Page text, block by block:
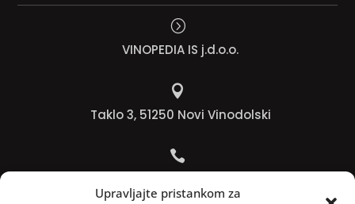
Upravljajte pristankom za
=
VINOPEDIA IS j.d.o.o.

Taklo 3, 51250 Novi Vinodolski
